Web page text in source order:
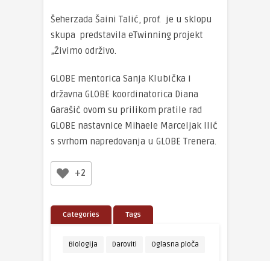
Šeherzada Šaini Talić, prof. je u sklopu
skupa predstavila eTwinning projekt
„Živimo održivo.
GLOBE mentorica Sanja Klubička i
državna GLOBE koordinatorica Diana
Garašić ovom su prilikom pratile rad
GLOBE nastavnice Mihaele Marceljak Ilić
s svrhom napredovanja u GLOBE Trenera.
+2
Categories Tags
Biologija Daroviti Oglasna ploča